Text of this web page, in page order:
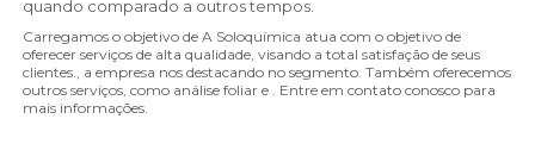
quando comparado a outros tempos.
Carregamos o objetivo de A Soloquímica atua com o objetivo de
oferecer serviços de alta qualidade, visando a total satisfação de seus
clientes., a empresa nos destacando no segmento. Também oferecemos
outros serviços, como análise foliar e . Entre em contato conosco para
mais informações.